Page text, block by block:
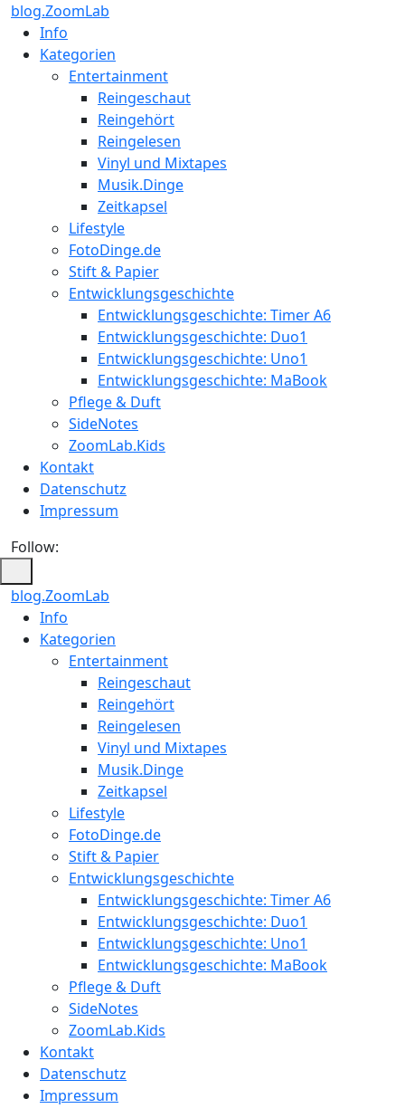
blog.ZoomLab
Info
Kategorien
Entertainment
Reingeschaut
Reingehört
Reingelesen
Vinyl und Mixtapes
Musik.Dinge
Zeitkapsel
Lifestyle
FotoDinge.de
Stift & Papier
Entwicklungsgeschichte
Entwicklungsgeschichte: Timer A6
Entwicklungsgeschichte: Duo1
Entwicklungsgeschichte: Uno1
Entwicklungsgeschichte: MaBook
Pflege & Duft
SideNotes
ZoomLab.Kids
Kontakt
Datenschutz
Impressum
Follow:
blog.ZoomLab
Info
Kategorien
Entertainment
Reingeschaut
Reingehört
Reingelesen
Vinyl und Mixtapes
Musik.Dinge
Zeitkapsel
Lifestyle
FotoDinge.de
Stift & Papier
Entwicklungsgeschichte
Entwicklungsgeschichte: Timer A6
Entwicklungsgeschichte: Duo1
Entwicklungsgeschichte: Uno1
Entwicklungsgeschichte: MaBook
Pflege & Duft
SideNotes
ZoomLab.Kids
Kontakt
Datenschutz
Impressum